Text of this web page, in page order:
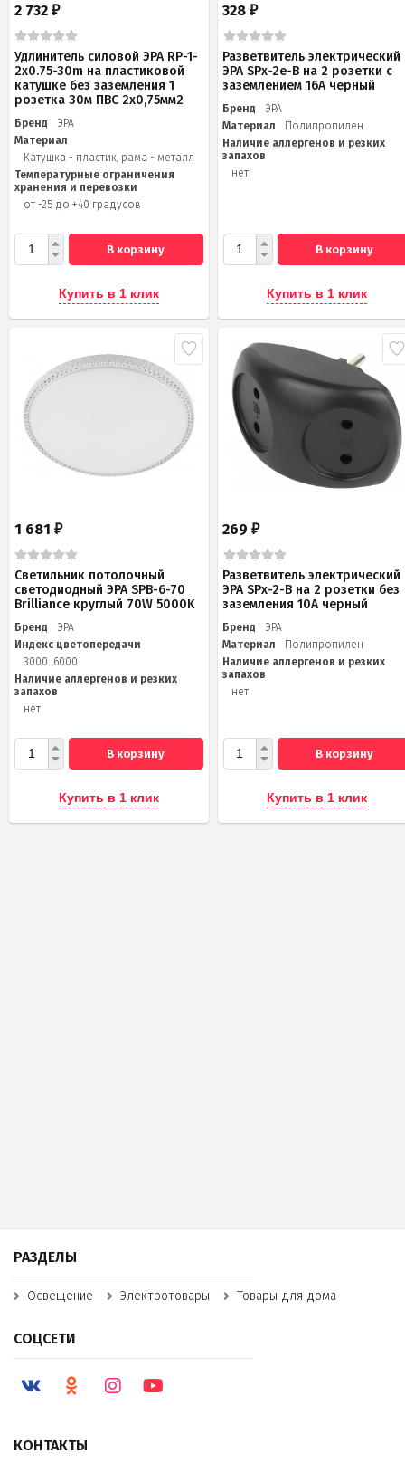
2 732 ₽
Удлинитель силовой ЭРА RP-1-
2x0.75-30m на пластиковой
катушке без заземления 1
розетка 30м ПВС 2х0,75мм2
Бренд
ЭРА
Материал
Катушка - пластик, рама - металл
Температурные ограничения
хранения и перевозки
от -25 до +40 градусов
В корзину
Купить в 1 клик
328₽
Разветвитель электрический
ЭРА SPx-2e-B на 2 розетки с
заземлением 16А черный
Бренд
ЭРА
Материал
Полипропилен
Наличие аллергенов и резких
запахов
нет
В корзину
Купить в 1 клик
1 681 ₽
Светильник потолочный
светодиодный ЭРА SPB-6-70
Brilliance круглый 70W 5000K
Бренд
ЭРА
Индекс цветопередачи
3000...6000
Наличие аллергенов и резких
запахов
нет
В корзину
Купить в 1 клик
269₽
Разветвитель электрический
ЭРА SPx-2-B на 2 розетки без
заземления 10А черный
Бренд
ЭРА
Материал
Полипропилен
Наличие аллергенов и резких
запахов
нет
В корзину
Купить в 1 клик
КОНТАКТЫ
РАЗДЕЛЫ
Освещение Электротовары Товары для дома
СОЦСЕТИ